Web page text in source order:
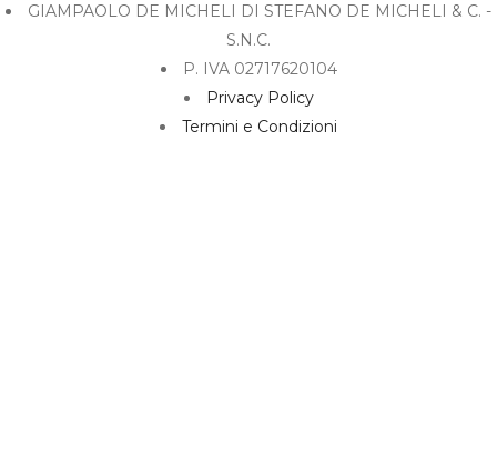
GIAMPAOLO DE MICHELI DI STEFANO DE MICHELI & C. -
S.N.C.
P. IVA 02717620104
Privacy Policy
Termini e Condizioni